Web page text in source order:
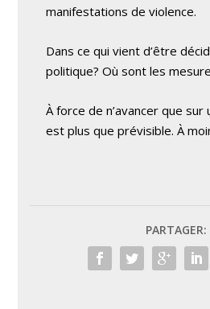
manifestations de violence.
Dans ce qui vient d’être
politique? Où sont les
À force de n’avancer que sur
est plus que prévisible. À
PARTAGER: